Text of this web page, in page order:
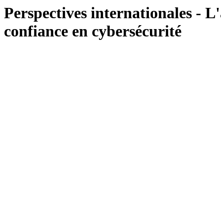
Perspectives internationales -
confiance en cybersécurité